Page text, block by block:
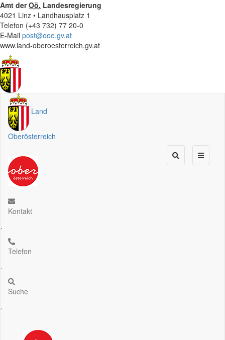
Amt derOö. Landesregierung
4021 Linz • Landhausplatz 1
Telefon (+43 732) 77 20-0
E-Mail post@ooe.gv.at
www.land-oberoesterreich.gv.at
Land
Oberösterreich
Kontakt
.
Telefon
.
Suche
.